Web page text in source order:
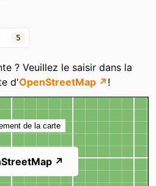
5
? Veuillez le saisir dans la
d'OpenStreetMap ↗ !
de la carte
↗